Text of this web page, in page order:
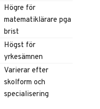
Högre för
matematiklärare pga
brist
Högst för
yrkesämnen
Varierar efter
skolform och
specialisering